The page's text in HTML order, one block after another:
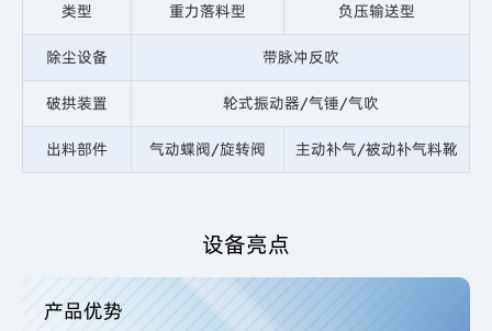
类型 重力落料型 负压输送型
除尘设备 带脉冲反吹
破拱装置 轮式振动器/气锤/气吹
出料部件 气动蝶阀/旋转阀 主动补气/被动补气料靴
设备亮点
产品优势